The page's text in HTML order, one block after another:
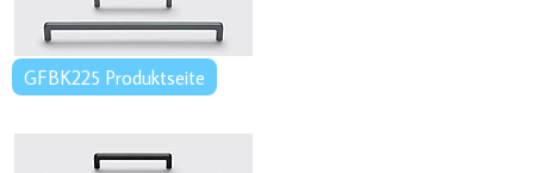
GFBK225 Produktseite